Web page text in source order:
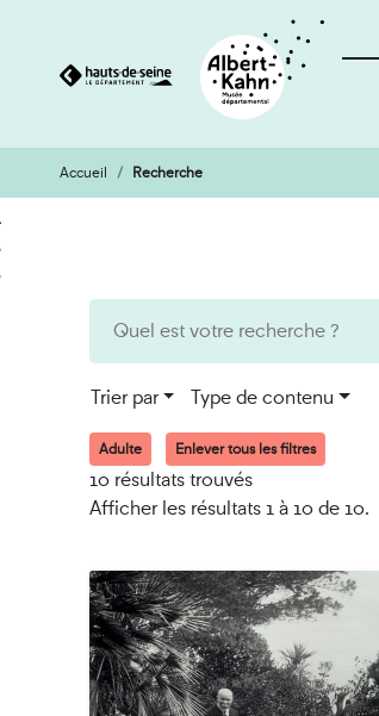
Aller
au
contenu
Aller
à
la
Accueil Recherche
Trier par Type de contenu
Adulte Enlever tous les filtres
10 résultats trouvés
Afficher les résultats 1 à 10 de 10.